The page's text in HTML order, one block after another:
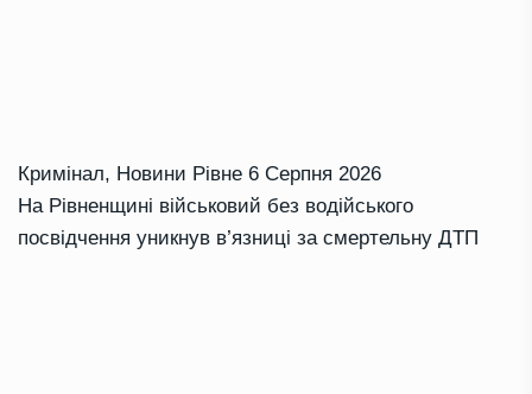
Кримінал, Новини Рівне 6 Серпня 2026
На Рівненщині військовий без водійського
посвідчення уникнув в’язниці за смертельну ДТП